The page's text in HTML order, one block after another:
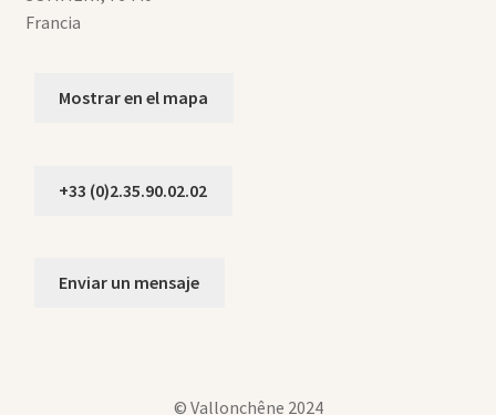
Francia
Mostrar en el mapa
+33 (0)2.35.90.02.02
Enviar un mensaje
© Vallonchêne 2024